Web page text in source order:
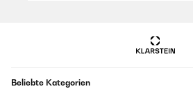
Beliebte Kategorien